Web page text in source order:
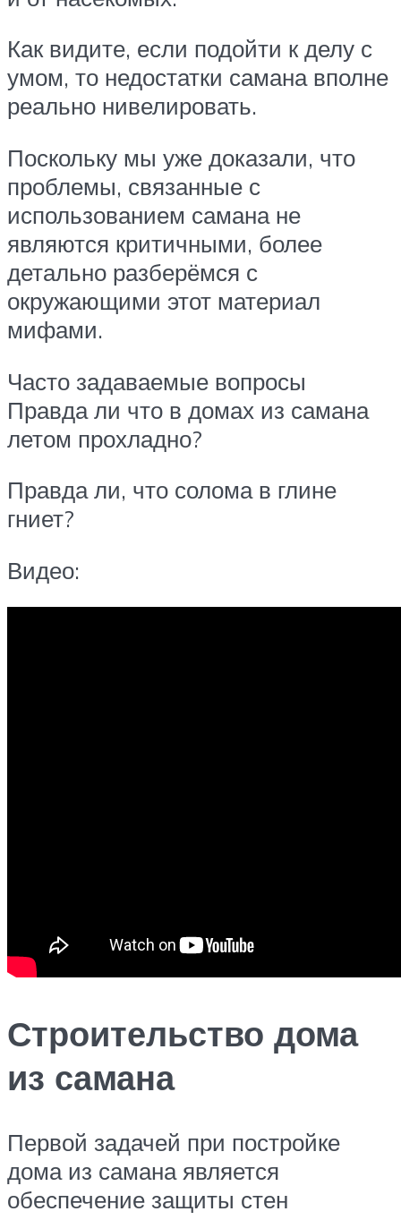
Как видите, если подойти к делу с
умом, то недостатки самана вполне
реально нивелировать.
Поскольку мы уже доказали, что
проблемы, связанные с
использованием самана не
являются критичными, более
детально разберёмся с
окружающими этот материал
мифами.
Часто задаваемые вопросы
Правда ли что в домах из самана
летом прохладно?
Правда ли, что солома в глине
гниет?
Видео:
Строительство дома
из самана
Первой задачей при постройке
дома из самана является
обеспечение защиты стен